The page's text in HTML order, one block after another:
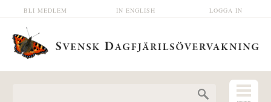
Hoppa till huvudinnehåll LOGGA IN
IN ENGLISH
BLI MEDLEM